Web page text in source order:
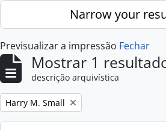
Skip to main contentNarrow your
Previsualizar a impressão Fechar
Mostrar 1
descrição arquivística
Remove filter:
Harry M. Small